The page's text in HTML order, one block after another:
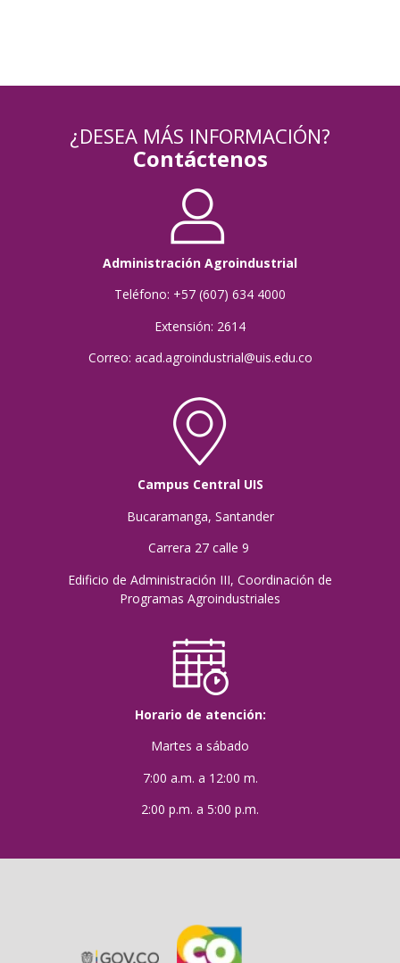
¿DESEA MÁS INFORMACIÓN?
Contáctenos
Administración Agroindustrial
Teléfono: +57 (607) 634 4000
Extensión: 2614
Correo: acad.agroindustrial@uis.edu.co
Campus Central UIS
Bucaramanga, Santander
Carrera 27 calle 9
Edificio de Administración III, Coordinación de
Programas Agroindustriales
Horario de atención:
Martes a sábado
7:00 a.m. a 12:00 m.
2:00 p.m. a 5:00 p.m.